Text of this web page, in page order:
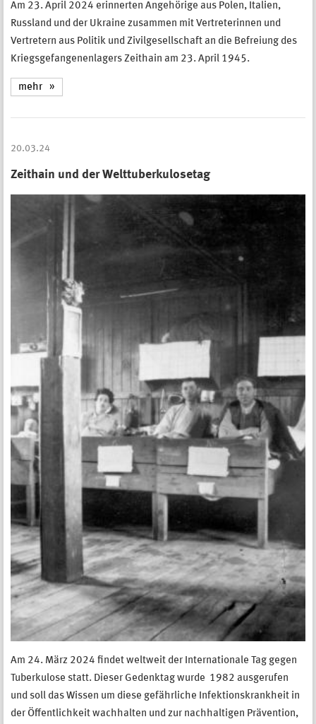
Am 23. April 2024 erinnerten Angehörige aus Polen, Italien,
Russland und der Ukraine zusammen mit Vertreterinnen und
Vertretern aus Politik und Zivilgesellschaft an die Befreiung des
Kriegsgefangenenlagers Zeithain am 23. April 1945.
mehr
20.03.24
Zeithain und der Welttuberkulosetag
Am 24. März 2024 findet weltweit der Internationale Tag gegen
Tuberkulose statt. Dieser Gedenktag wurde 1982 ausgerufen
und soll das Wissen um diese gefährliche Infektionskrankheit in
der Öffentlichkeit wachhalten und zur nachhaltigen Prävention,